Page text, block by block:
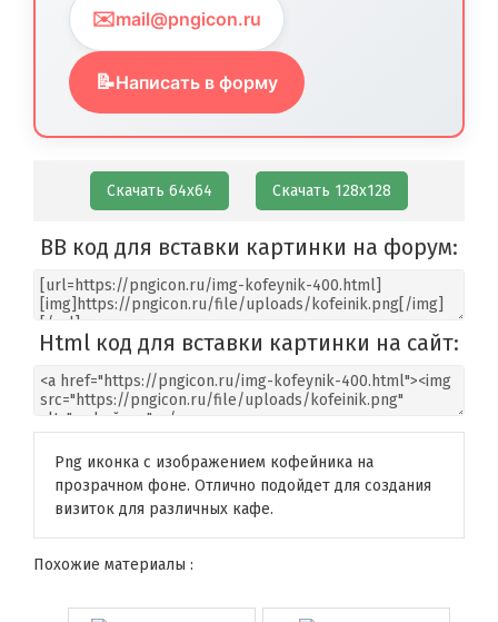
✉️mail@pngicon.ru
📝Написать в форму
Скачать 64х64 Скачать 128х128
BB код для вставки картинки на форум:
Html код для вставки картинки на сайт:
Png иконка с изображением кофейника на
прозрачном фоне. Отлично подойдет для создания
визиток для различных кафе.
Похожие материалы :